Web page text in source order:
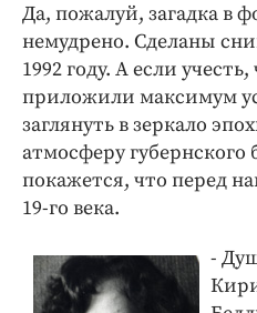
Да, пожалуй, загадка в
немудрено. Сделаны
1992 году. А если
приложили максимум
заглянуть в зеркало
атмосферу губернского
покажется, что перед
19-го века.
-